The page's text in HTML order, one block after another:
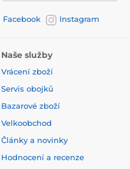
Facebook Instagram
Naše služby
Vrácení zboží
Servis obojků
Bazarové zboží
Velkoobchod
Články a novinky
Hodnocení a recenze